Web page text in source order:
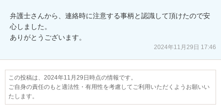
弁護士さんから、連絡時に注意する事柄と認識して頂けたので安
心しました。
ありがとうございます。
2024年11月29日 17:46
この投稿は、2024年11月29日時点の情報です。
ご自身の責任のもと適法性・有用性を考慮してご利用いただくようお願いい
たします。